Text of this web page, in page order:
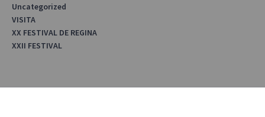
Uncategorized
VISITA
XX FESTIVAL DE REGINA
XXII FESTIVAL